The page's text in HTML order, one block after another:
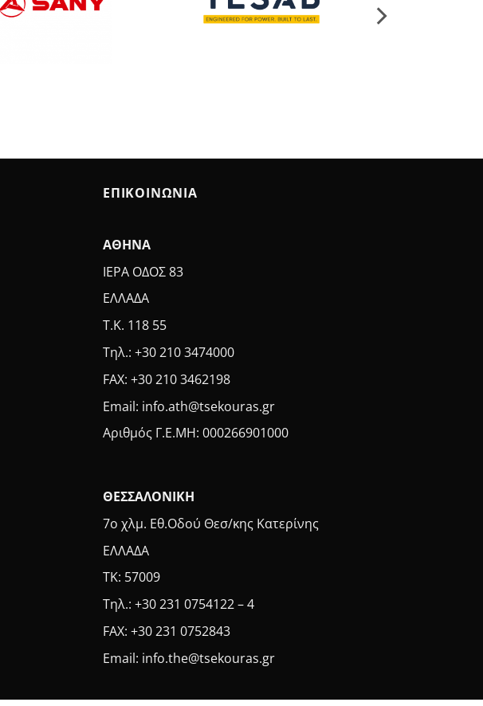
ΕΠΙΚΟΙΝΩΝΙΑ
ΑΘΗΝΑ
ΙΕΡΑ ΟΔΟΣ 83
ΕΛΛΑΔΑ
Τ.Κ. 118 55
Τηλ.: +30 210 3474000
FAX: +30 210 3462198
Email: info.ath@tsekouras.gr
Αριθμός Γ.Ε.MH: 000266901000
ΘΕΣΣΑΛΟΝΙΚΗ
7ο χλμ. Εθ.Οδού Θεσ/κης Κατερίνης
ΕΛΛΑΔΑ
ΤΚ: 57009
Τηλ.: +30 231 0754122 – 4
FAX: +30 231 0752843
Email: info.the@tsekouras.gr